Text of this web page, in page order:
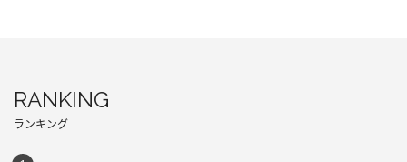
RANKING
ランキング